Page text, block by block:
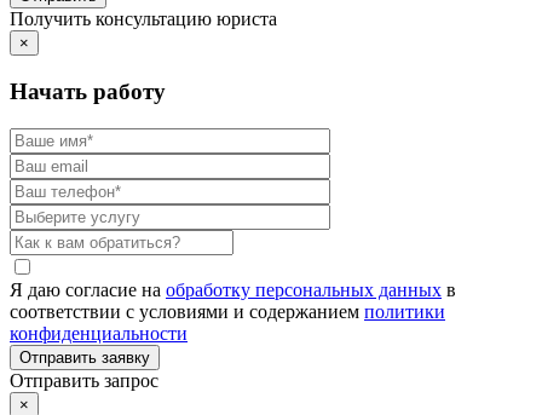
Получить консультацию юриста
×
Начать работу
Я даю согласие на обработку персональных данных в
соответствии с условиями и содержанием политики
конфиденциальности
Отправить запрос
×